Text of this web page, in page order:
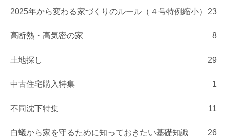
2025年から変わる家づくりのルール（４号特例縮小） 23
高断熱・高気密の家 8
土地探し 29
中古住宅購入特集 1
不同沈下特集 11
白蟻から家を守るために知っておきたい基礎知識 26